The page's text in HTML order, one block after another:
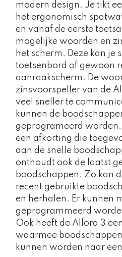
modern design. Je tikt
het ergonomisch
en vanaf de eerste
mogelijke woorden en
het scherm. Deze kan je
toetsenbord of gewoon
aanraakscherm. De
zinsvoorspeller van de
veel sneller te
kunnen de
geprogrameerd
een afkorting die
aan de snelle
onthoudt ook de laatst
boodschappen. Zo kan
recent gebruikte
en herhalen. Er kunnen
geprogrammeerd
Ook heeft de Allora 3
waarmee
kunnen worden naar